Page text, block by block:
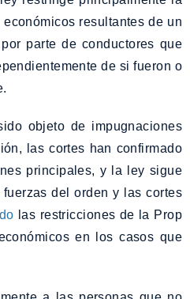
resultantes de un
parte de conductores que
de si fueron o
objeto de impugnaciones
las cortes han confirmado
principales, y la ley sigue
del orden y las cortes
las restricciones de la Prop
en los casos que